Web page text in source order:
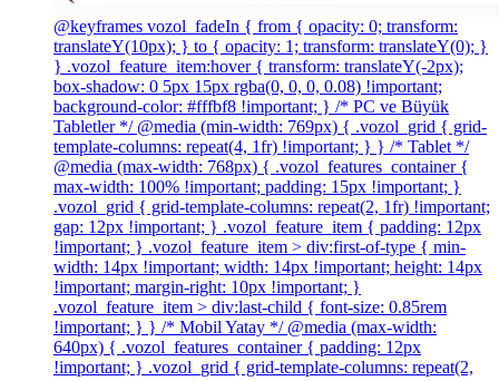
@keyframes vozol_fadeIn { from { opacity: 0; transform:
translateY(10px); } to { opacity: 1; transform: translateY(0); }
} .vozol_feature_item:hover { transform: translateY(-2px);
box-shadow: 0 5px 15px rgba(0, 0, 0, 0.08) !important;
background-color: #fffbf8 !important; } /* PC ve Büyük
Tabletler */ @media (min-width: 769px) { .vozol_grid { grid-
template-columns: repeat(4, 1fr) !important; } } /* Tablet */
@media (max-width: 768px) { .vozol_features_container {
max-width: 100% !important; padding: 15px !important; }
.vozol_grid { grid-template-columns: repeat(2, 1fr) !important;
gap: 12px !important; } .vozol_feature_item { padding: 12px
!important; } .vozol_feature_item > div:first-of-type { min-
width: 14px !important; width: 14px !important; height: 14px
!important; margin-right: 10px !important; }
.vozol_feature_item > div:last-child { font-size: 0.85rem
!important; } } /* Mobil Yatay */ @media (max-width:
640px) { .vozol_features_container { padding: 12px
!important; } .vozol_grid { grid-template-columns: repeat(2,